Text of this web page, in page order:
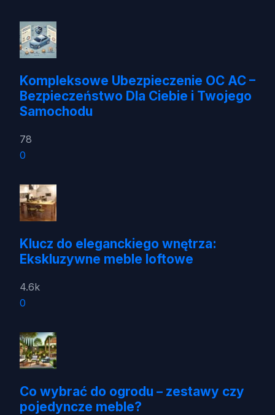
Kompleksowe Ubezpieczenie OC AC –
Bezpieczeństwo Dla Ciebie i Twojego
Samochodu
78
0
Klucz do eleganckiego wnętrza:
Ekskluzywne meble loftowe
4.6k
0
Co wybrać do ogrodu – zestawy czy
pojedyncze meble?